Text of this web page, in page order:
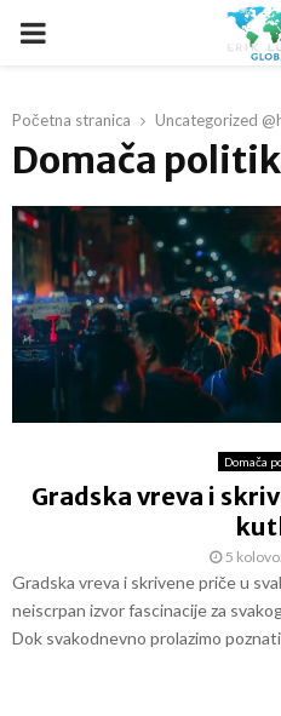
PRIMARY
Početna stranica Uncategorized
Domača
Domača
Gradska vreva i
5
Gradska vreva i skrivene priče u
neiscrpan izvor fascinacije za
Dok svakodnevno prolazimo